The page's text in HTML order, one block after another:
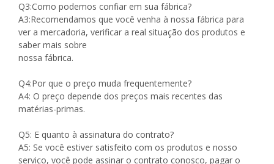
Q3:Como podemos confiar em sua fábrica?
A3:Recomendamos que você venha à nossa fábrica para
ver a mercadoria, verificar a real situação dos produtos e
saber mais sobre
nossa fábrica.
Q4:Por que o preço muda frequentemente?
A4: O preço depende dos preços mais recentes das
matérias-primas.
Q5: E quanto à assinatura do contrato?
A5: Se você estiver satisfeito com os produtos e nosso
serviço, você pode assinar o contrato conosco, pagar o